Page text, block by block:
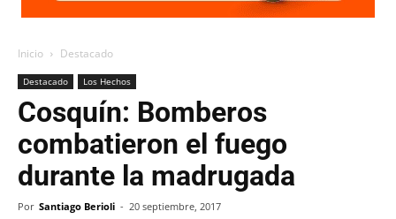
Inicio Destacado
Destacado Los Hechos
Cosquín: Bomberos
combatieron el fuego
durante la madrugada
Por Santiago Berioli - 20 septiembre, 2017